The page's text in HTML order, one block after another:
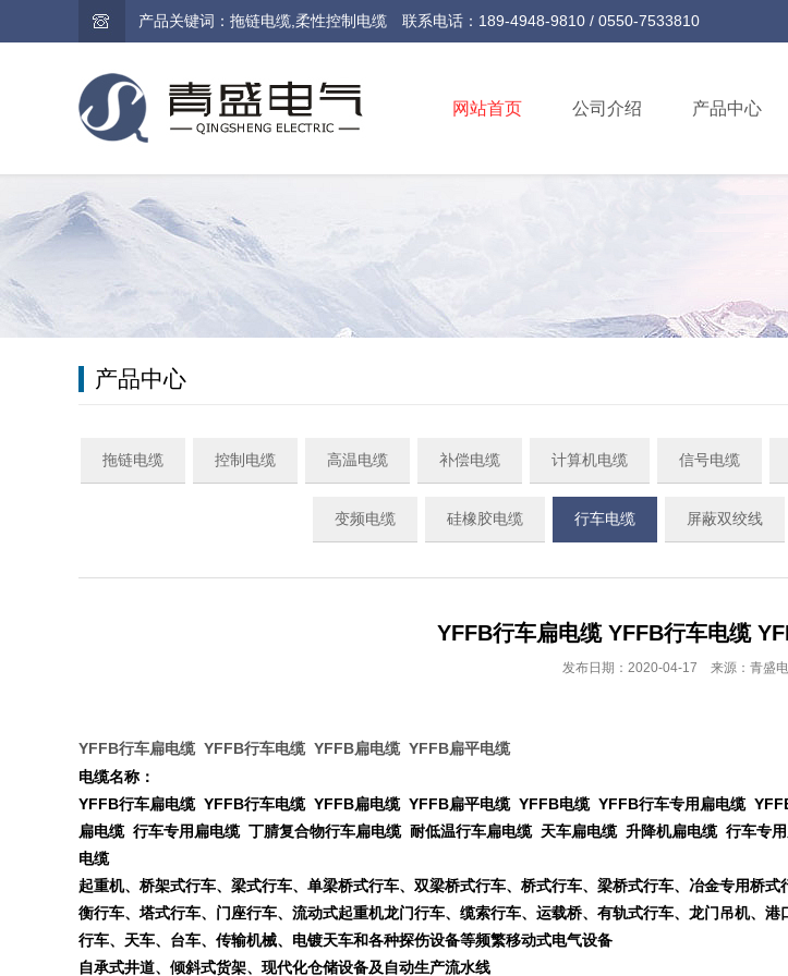
产品关键词：拖链电缆,柔性控制电缆 联系电话：189-4948-9810 / 0550-7533810
网站首页 公司介绍 产品中心
产品中心
拖链电缆 控制电缆 高温电缆 补偿电缆 计算机电缆 信号电缆
变频电缆 硅橡胶电缆 行车电缆 屏蔽双绞线
YFFB行车扁电缆 YFFB行车电缆
发布日期：2020-04-17 来源：青盛
YFFB行车扁电缆 YFFB行车电缆 YFFB扁电缆 YFFB扁平电缆
电缆名称：
YFFB行车扁电缆 YFFB行车电缆 YFFB扁电缆 YFFB扁平电缆 YFFB电缆 YFFB行车专用扁电缆
扁电缆 行车专用扁电缆 丁腈复合物行车扁电缆 耐低温行车扁电缆 天车扁电缆 升降机扁电缆 行车专
电缆
起重机、桥架式行车、梁式行车、单梁桥式行车、双梁桥式行车、桥式行车、梁桥式行车、冶金专用桥
衡行车、塔式行车、门座行车、流动式起重机龙门行车、缆索行车、运载桥、有轨式行车、龙门吊机、港
行车、天车、台车、传输机械、电镀天车和各种探伤设备等频繁移动式电气设备
自承式井道、倾斜式货架、现代化仓储设备及自动生产流水线